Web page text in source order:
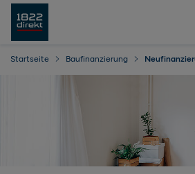
Startseite Baufinanzierung